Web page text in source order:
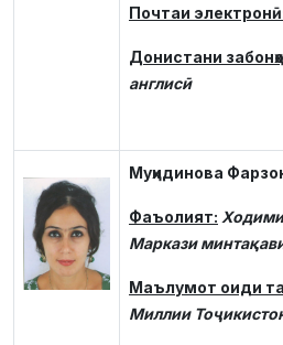
Почтаи
Донистани
англисӣ
Муҳидинова
Фаъолият:
Маркази
Маълумот оиди
Миллии